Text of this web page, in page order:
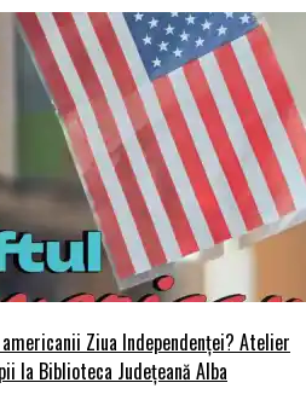
Ziua Independenței? Atelier
la Biblioteca Județeană Alba